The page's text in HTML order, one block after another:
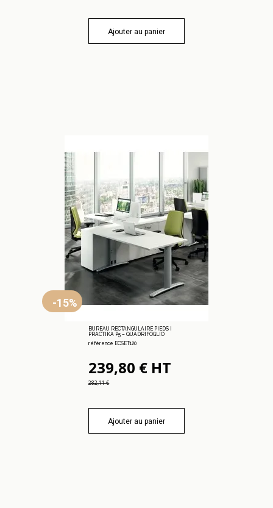
Ajouter au panier
-15%
BUREAU RECTANGULAIRE PIEDS I
PRACTIKA P5 – QUADRIFOGLIO
référence ECSET120
239,80 € HT
282,11 €
Ajouter au panier